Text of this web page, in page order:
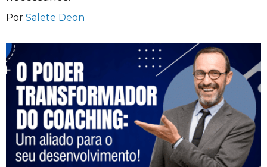
Por Salete Deon